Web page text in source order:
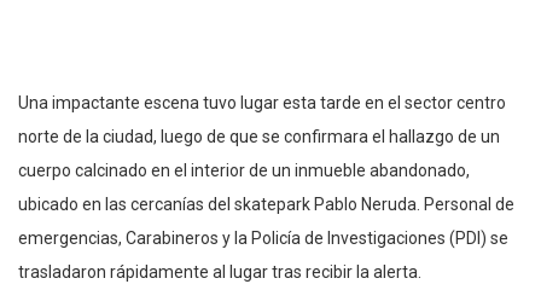
Una impactante escena tuvo lugar esta tarde en el sector centro
norte de la ciudad, luego de que se confirmara el hallazgo de un
cuerpo calcinado en el interior de un inmueble abandonado,
ubicado en las cercanías del skatepark Pablo Neruda. Personal de
emergencias, Carabineros y la Policía de Investigaciones (PDI) se
trasladaron rápidamente al lugar tras recibir la alerta.